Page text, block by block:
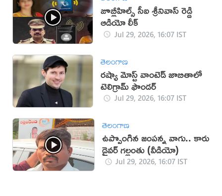
జూబ్లీహిల్స్ సీఐ శ్రీనివాస్ రెడ్డి
ఆడియో లీక్
Jul 29, 2026, 16:07 IST
తెలంగాణ
రష్యా మోస్ట్ వాంటెడ్ జాబితాలో
టెలిగ్రామ్ ఫౌండర్
Jul 29, 2026, 16:07 IST
తెలంగాణ
ఉప్పొంగిన జంపన్న వాగు.. కారు
డ్రైవర్ గల్లంతు (వీడియో)
Jul 29, 2026, 16:07 IST